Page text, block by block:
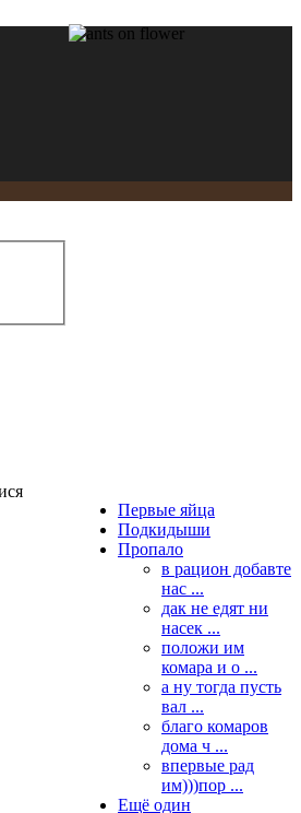
Первые яйца
Подкидыши
Пропало
в рацион добавте
нас ...
дак не едят ни
насек ...
положи им
комара и о ...
а ну тогда пусть
вал ...
благо комаров
дома ч ...
впервые рад
им)))пор ...
Ещё один